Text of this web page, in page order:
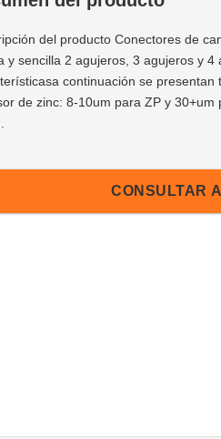
del producto Conectores de
y sencilla 2 agujeros, 3 agujeros y 4
continuación se presentan
de zinc: 8-10um para ZP y 30+um
CONSULTAR